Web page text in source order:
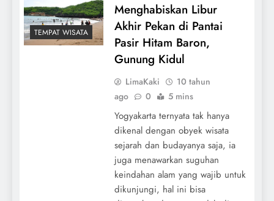
TEMPAT WISATA
Menghabiskan Libur
Akhir Pekan di Pantai
Pasir Hitam Baron,
Gunung Kidul
LimaKaki
10 tahun
ago
0 5 mins
Yogyakarta ternyata tak hanya
dikenal dengan obyek wisata
sejarah dan budayanya saja, ia
juga menawarkan suguhan
keindahan alam yang wajib untuk
dikunjungi, hal ini bisa